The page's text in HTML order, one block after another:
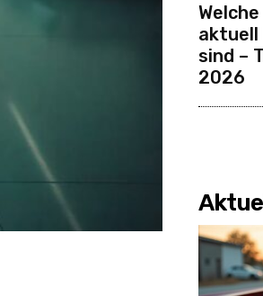
sind –
2026